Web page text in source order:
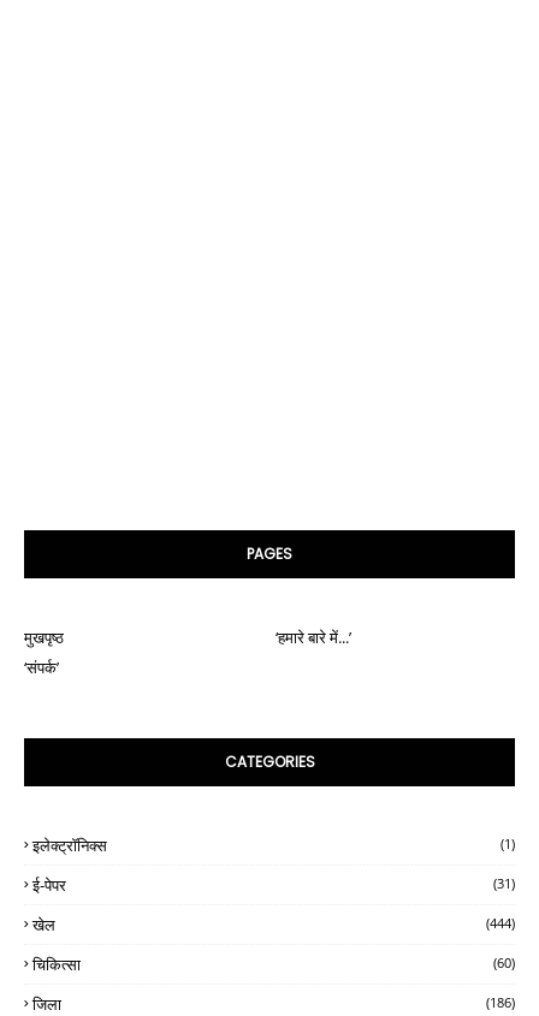
PAGES
मुखपृष्ठ
‘हमारे बारे में...’
‘संपर्क’
CATEGORIES
इलेक्ट्रॉनिक्स (1)
ई-पेपर (31)
खेल (444)
चिकित्सा (60)
जिला (186)